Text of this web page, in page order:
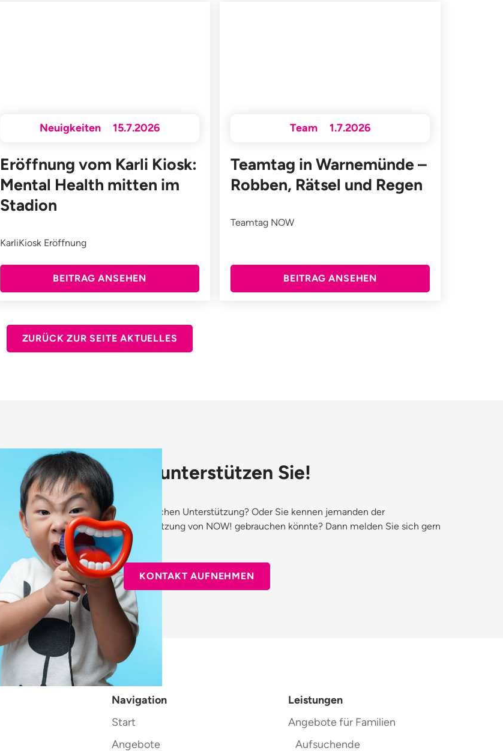
Neuigkeiten 15.7.2026
Eröffnung vom Karli Kiosk:
Mental Health mitten im
Stadion
KarliKiosk Eröffnung
BEITRAG ANSEHEN
Team 1.7.2026
Teamtag in Warnemünde –
Robben, Rätsel und Regen
Teamtag NOW
BEITRAG ANSEHEN
ZURÜCK ZUR SEITE AKTUELLES
Wir unterstützen Sie!
Sie brauchen Unterstützung? Oder Sie kennen jemanden der
Unterstützung von NOW! gebrauchen könnte? Dann melden Sie sich gern
bei uns.
KONTAKT AUFNEHMEN
Navigation
Start
Angebote
Leistungen
Angebote für Familien
Aufsuchende